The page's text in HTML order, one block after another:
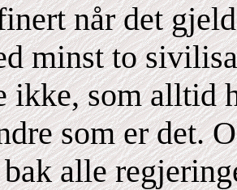
når det
minst to
ikke, som alltid
som er det.
alle